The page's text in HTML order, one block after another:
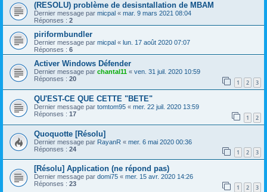
(RESOLU) problème de desisntallation de MBAM
Dernier message par micpal « mar. 9 mars 2021 08:04
Réponses : 2
piriformbundler
Dernier message par micpal « lun. 17 août 2020 07:07
Réponses : 6
Activer Windows Défender
Dernier message par chantal11 « ven. 31 juil. 2020 10:59
Réponses : 20 1 2 3
QU'EST-CE QUE CETTE "BETE"
Dernier message par tomtom95 « mer. 22 juil. 2020 13:59
Réponses : 17 1 2
Quoquotte [Résolu]
Dernier message par RayanR « mer. 6 mai 2020 00:36
Réponses : 24 1 2 3
[Résolu] Application (ne répond pas)
Dernier message par domi75 « mer. 15 avr. 2020 14:26
Réponses : 23 1 2 3